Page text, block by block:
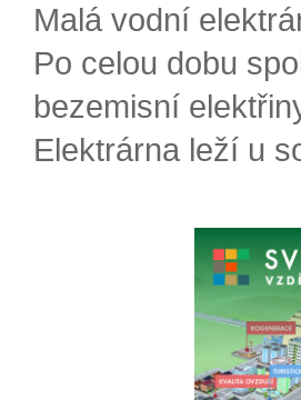
Malá vodní
Po celou dobu
bezemisní
Elektrárna leží u